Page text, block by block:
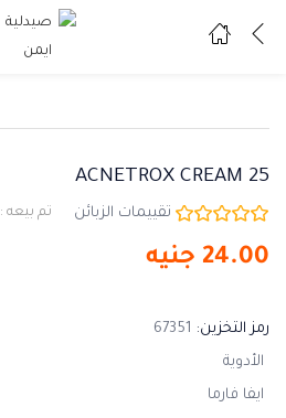
ادخل اسم المستخدم وكلمة المرور للدخول.
ACNETROX CREAM 25
تقييمات الزبائن تم بيعه :
24.00 جنيه
رمز التخزين: 67351
الأدوية
ايفا فارما